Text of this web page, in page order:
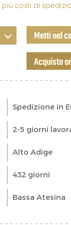
più costi di
Metti nel
Acquista
Spedizione in
2-5 giorni
Alto Adige
432 giorni
Bassa Atesina